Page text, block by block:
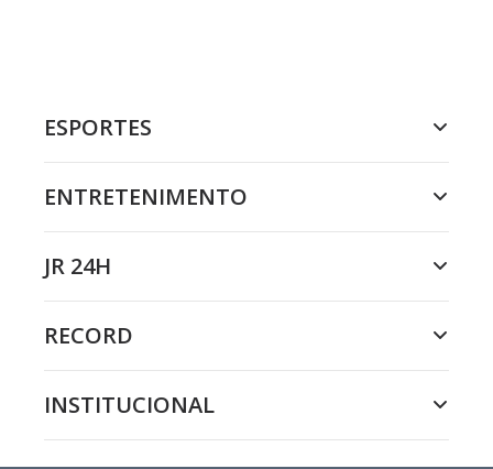
ESPORTES
ENTRETENIMENTO
JR 24H
RECORD
INSTITUCIONAL